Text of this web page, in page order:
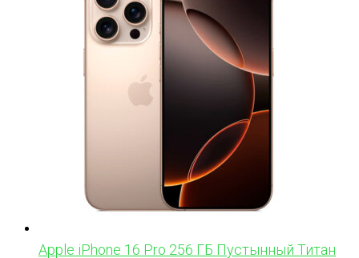
Apple iPhone 16 Pro 256 ГБ Пустынный Титан